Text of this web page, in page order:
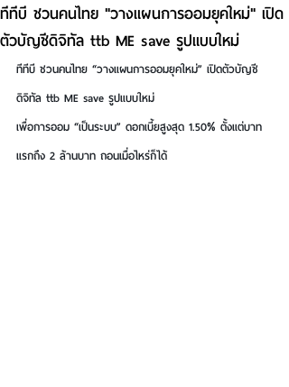
ทีทีบี ชวนคนไทย "วางแผนการออมยุคใหม่" เปิด
ตัวบัญชีดิจิทัล ttb ME save รูปแบบใหม่
ทีทีบี ชวนคนไทย “วางแผนการออมยุคใหม่” เปิดตัวบัญชี
ดิจิทัล ttb ME save รูปแบบใหม่
เพื่อการออม “เป็นระบบ” ดอกเบี้ยสูงสุด 1.50% ตั้งแต่บาท
แรกถึง 2 ล้านบาท ถอนเมื่อไหร่ก็ได้